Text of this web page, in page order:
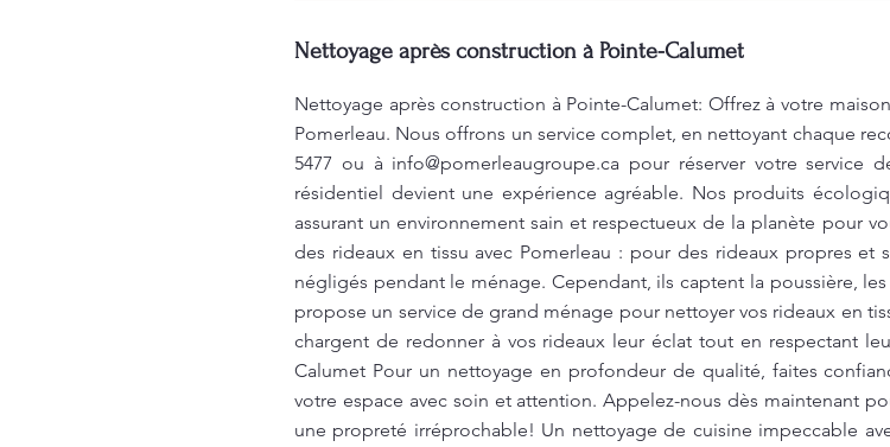
Nettoyage après construction à Pointe-Calumet
Nettoyage après construction à Pointe-Calumet: Offrez à votre
Pomerleau. Nous offrons un service complet, en nettoyant chaque
5477 ou à info@pomerleaugroupe.ca pour réserver votre service
résidentiel devient une expérience agréable. Nos produits
assurant un environnement sain et respectueux de la planète pour
des rideaux en tissu avec Pomerleau : pour des rideaux propres et
négligés pendant le ménage. Cependant, ils captent la poussière,
propose un service de grand ménage pour nettoyer vos rideaux en
chargent de redonner à vos rideaux leur éclat tout en respectant
Calumet Pour un nettoyage en profondeur de qualité, faites
votre espace avec soin et attention. Appelez-nous dès maintenant
une propreté irréprochable! Un nettoyage de cuisine impeccable